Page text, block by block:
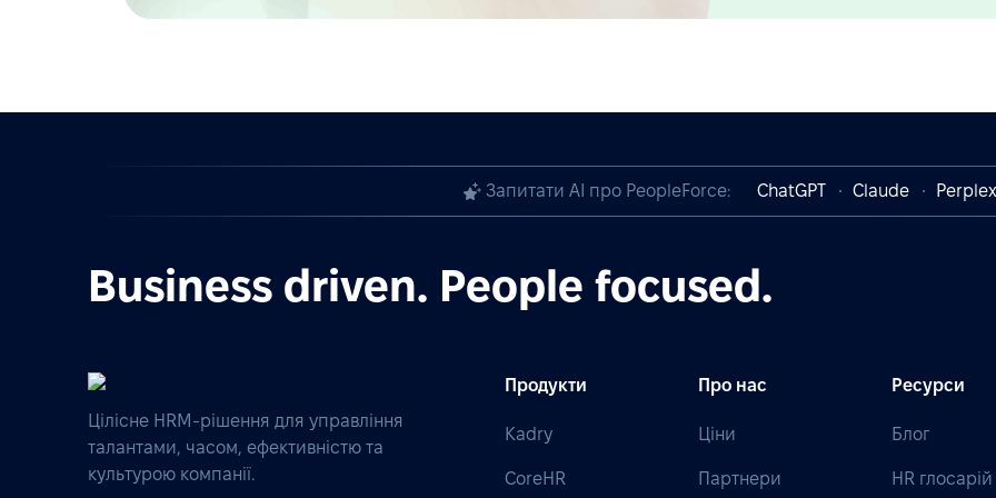
Запитати AI про PeopleForce: ChatGPT Claude
Business driven. People focused.
Цілісне HRM-рішення для управління
талантами, часом, ефективністю та
культурою компанії.
Продукти
Kadry
CoreHR
Про нас
Ціни
Партнери
Ресурси
Блог
HR глосарій